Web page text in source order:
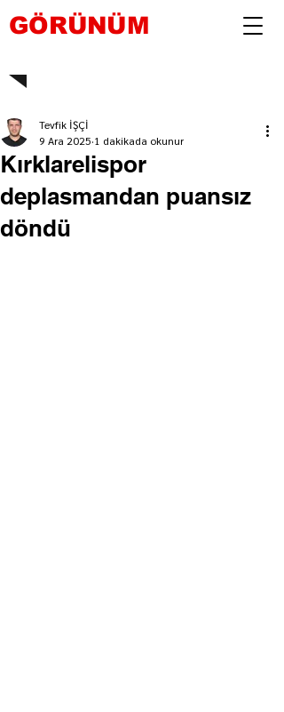
GÖRÜNÜM
Kırklarelispor
deplasmandan puansız
döndü
Tevfik İŞÇİ
9 Ara 2025 1 dakikada okunur